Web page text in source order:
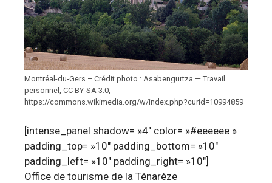
Montréal-du-Gers – Crédit photo : Asabengurtza — Travail
personnel, CC BY-SA 3.0,
https://commons.wikimedia.org/w/index.php?curid=10994859
[intense_panel shadow= »4″ color= »#eeeeee »
padding_top= »10″ padding_bottom= »10″
padding_left= »10″ padding_right= »10″]
Office de tourisme de la Ténarèze